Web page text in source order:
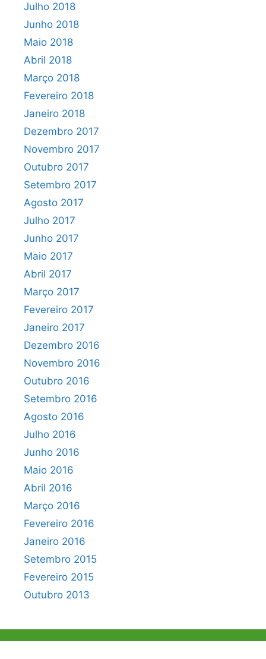
Julho 2018
Junho 2018
Maio 2018
Abril 2018
Março 2018
Fevereiro 2018
Janeiro 2018
Dezembro 2017
Novembro 2017
Outubro 2017
Setembro 2017
Agosto 2017
Julho 2017
Junho 2017
Maio 2017
Abril 2017
Março 2017
Fevereiro 2017
Janeiro 2017
Dezembro 2016
Novembro 2016
Outubro 2016
Setembro 2016
Agosto 2016
Julho 2016
Junho 2016
Maio 2016
Abril 2016
Março 2016
Fevereiro 2016
Janeiro 2016
Setembro 2015
Fevereiro 2015
Outubro 2013